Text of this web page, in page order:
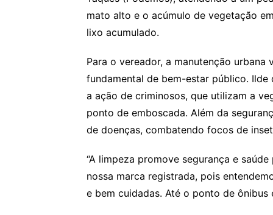
mato alto e o acúmulo de vegetação
lixo acumulado.
Para o vereador, a manutenção
fundamental de bem-estar público.
a ação de criminosos, que utilizam a
ponto de emboscada. Além da
de doenças, combatendo focos de
“A limpeza promove segurança e
nossa marca registrada, pois
e bem cuidadas. Até o ponto de